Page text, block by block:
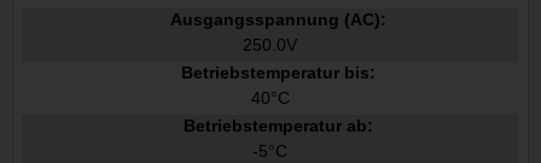
Ausgangsspannung (AC):
250.0V
Betriebstemperatur bis:
40°C
Betriebstemperatur ab:
-5°C